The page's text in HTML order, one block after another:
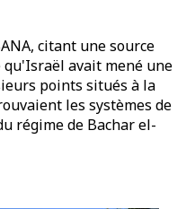
citant une source
avait mené une
points situés à la
les systèmes de
régime de Bachar el-